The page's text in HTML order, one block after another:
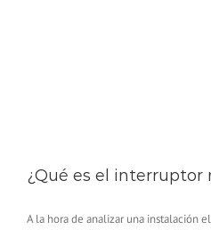
¿Qué es el
A la hora de analizar una instalación